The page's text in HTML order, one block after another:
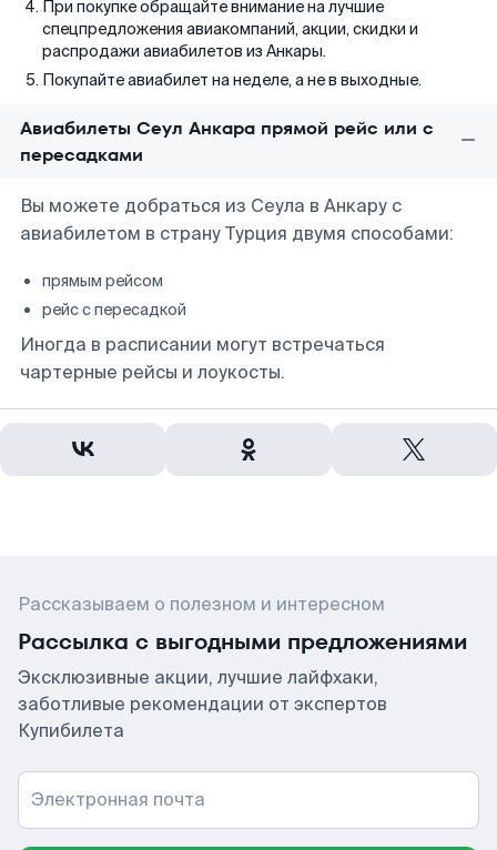
При покупке обращайте внимание на лучшие
спецпредложения авиакомпаний, акции, скидки и
распродажи авиабилетов из Анкары.
Покупайте авиабилет на неделе, а не в выходные.
Авиабилеты Сеул Анкара прямой рейс или с
пересадками
Вы можете добраться из Сеула в Анкару с
авиабилетом в страну Турция двумя способами:
прямым рейсом
рейс с пересадкой
Иногда в расписании могут встречаться
чартерные рейсы и лоукосты.
Рассказываем о полезном и интересном
Рассылка с выгодными предложениями
Эксклюзивные акции, лучшие лайфхаки,
заботливые рекомендации от экспертов
Купибилета
Электронная почта